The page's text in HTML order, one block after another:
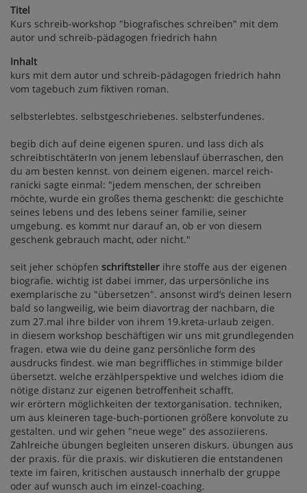
Titel
Kurs schreib-workshop "biografisches schreiben" mit dem
autor und schreib-pädagogen friedrich hahn
Inhalt
kurs mit dem autor und schreib-pädagogen friedrich hahn
vom tagebuch zum fiktiven roman.
selbsterlebtes. selbstgeschriebenes. selbsterfundenes.
begib dich auf deine eigenen spuren. und lass dich als
schreibtischtäterIn von jenem lebenslauf überraschen, den
du am besten kennst. von deinem eigenen. marcel reich-
ranicki sagte einmal: "jedem menschen, der schreiben
möchte, wurde ein großes thema geschenkt: die geschichte
seines lebens und des lebens seiner familie, seiner
umgebung. es kommt nur darauf an, ob er von diesem
geschenk gebrauch macht, oder nicht."
seit jeher schöpfen schriftsteller ihre stoffe aus der eigenen
biografie. wichtig ist dabei immer, das urpersönliche ins
exemplarische zu "übersetzen". ansonst wird’s deinen lesern
bald so langweilig, wie beim diavortrag der nachbarn, die
zum 27.mal ihre bilder von ihrem 19.kreta-urlaub zeigen.
in diesem workshop beschäftigen wir uns mit grundlegenden
fragen. etwa wie du deine ganz persönliche form des
ausdrucks findest. wie man begriffliches in stimmige bilder
übersetzt. welche erzählperspektive und welches idiom die
nötige distanz zur eigenen betroffenheit schafft.
wir erörtern möglichkeiten der textorganisation. techniken,
um aus kleineren tage-buch-portionen größere konvolute zu
gestalten. und wir gehen "neue wege" des assoziierens.
Zahlreiche übungen begleiten unseren diskurs. übungen aus
der praxis. für die praxis. wir diskutieren die entstandenen
texte im fairen, kritischen austausch innerhalb der gruppe
oder auf wunsch auch im einzel-coaching.